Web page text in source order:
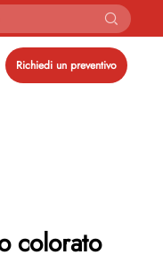
Richiedi un preventivo
colorato